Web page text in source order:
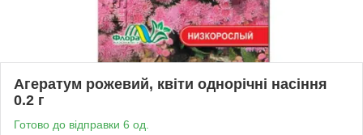
Агератум рожевий, квіти однорічні насіння
0.2 г
Готово до відправки 6 од.